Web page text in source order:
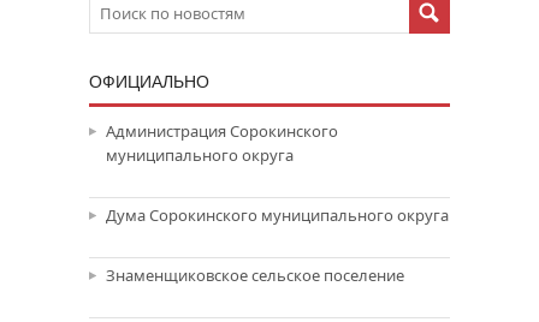
ОФИЦИАЛЬНО
Администрация Сорокинского
муниципального округа
Дума Сорокинского муниципального округа
Знаменщиковское сельское поселение